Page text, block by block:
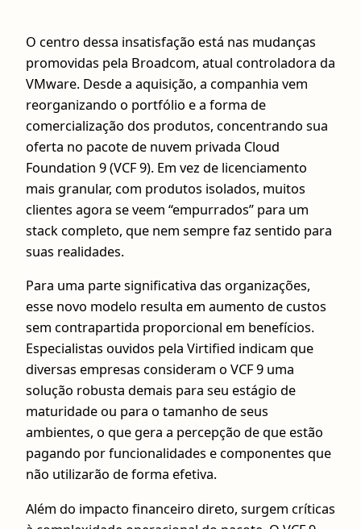
O centro dessa insatisfação está nas mudanças
promovidas pela Broadcom, atual controladora da
VMware. Desde a aquisição, a companhia vem
reorganizando o portfólio e a forma de
comercialização dos produtos, concentrando sua
oferta no pacote de nuvem privada Cloud
Foundation 9 (VCF 9). Em vez de licenciamento
mais granular, com produtos isolados, muitos
clientes agora se veem “empurrados” para um
stack completo, que nem sempre faz sentido para
suas realidades.
Para uma parte significativa das organizações,
esse novo modelo resulta em aumento de custos
sem contrapartida proporcional em benefícios.
Especialistas ouvidos pela Virtified indicam que
diversas empresas consideram o VCF 9 uma
solução robusta demais para seu estágio de
maturidade ou para o tamanho de seus
ambientes, o que gera a percepção de que estão
pagando por funcionalidades e componentes que
não utilizarão de forma efetiva.
Além do impacto financeiro direto, surgem críticas